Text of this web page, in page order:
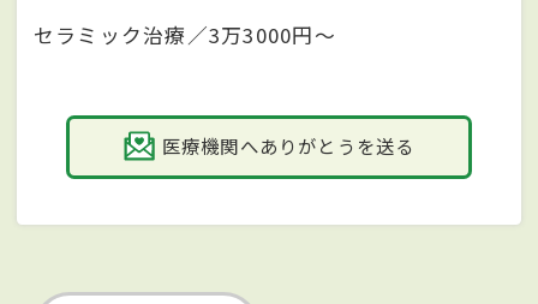
セラミック治療／3万3000円～
医療機関へありがとうを送る